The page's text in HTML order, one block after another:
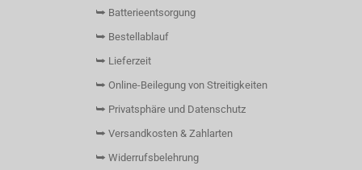
⮩ Batterieentsorgung
⮩ Bestellablauf
⮩ Lieferzeit
⮩ Online-Beilegung von Streitigkeiten
⮩ Privatsphäre und Datenschutz
⮩ Versandkosten & Zahlarten
⮩ Widerrufsbelehrung